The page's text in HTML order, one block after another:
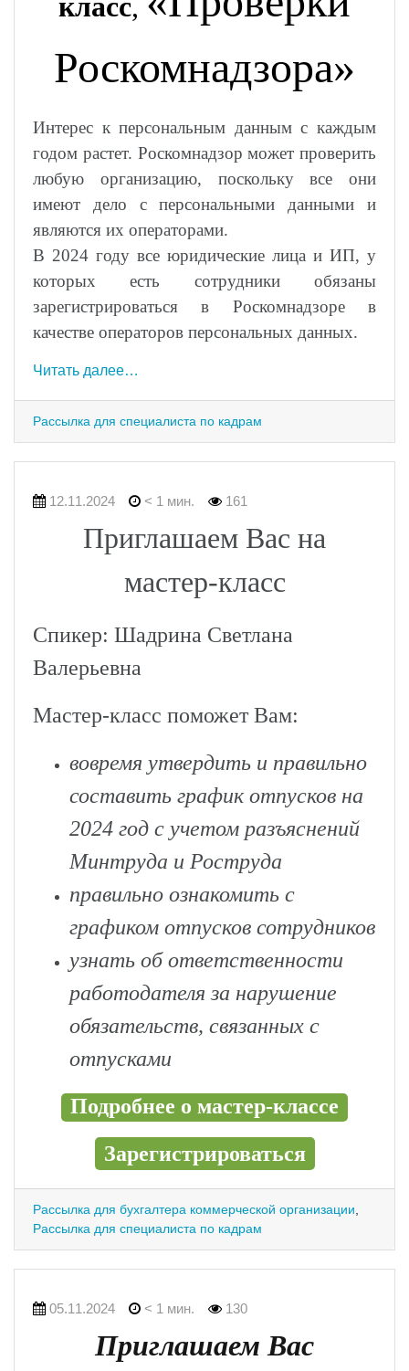
Роскомнадзора»
Интерес к персональным данным с каждым
годом растет. Роскомнадзор может проверить
любую организацию, поскольку все они
имеют дело с персональными данными и
являются их операторами.
В 2024 году все юридические лица и ИП, у
которых есть сотрудники обязаны
зарегистрироваться в Роскомнадзоре в
качестве операторов персональных данных.
Читать далее…
Рассылка для специалиста по кадрам
12.11.2024 < 1 мин. 161
Приглашаем Вас на
мастер-класс
Спикер: Шадрина Светлана
Валерьевна
Мастер-класс поможет Вам:
вовремя утвердить и правильно
составить график отпусков на
2024 год с учетом разъяснений
Минтруда и Роструда
правильно ознакомить с
графиком отпусков сотрудников
узнать об ответственности
работодателя за нарушение
обязательств, связанных с
отпусками
Подробнее о мастер-классе
Зарегистрироваться
Рассылка для бухгалтера коммерческой организации
Рассылка для специалиста по кадрам
05.11.2024 < 1 мин. 130
Приглашаем Вас